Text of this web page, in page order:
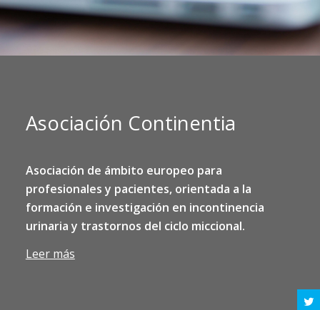
Asociación Continentia
Asociación de ámbito europeo para
profesionales y pacientes, orientada a la
formación e investigación en incontinencia
urinaria y trastornos del ciclo miccional.
Leer más